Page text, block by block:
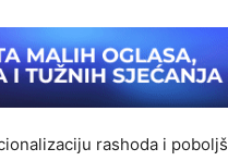
rashoda i